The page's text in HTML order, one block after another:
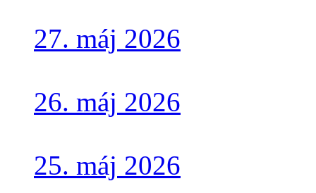
27. máj 2026
26. máj 2026
25. máj 2026